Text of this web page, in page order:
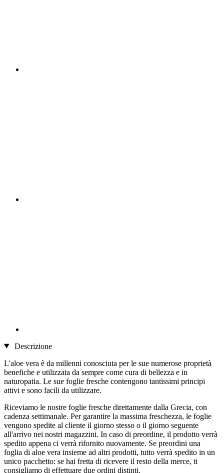
Descrizione
L'aloe vera è da millenni conosciuta per le sue numerose proprietà
benefiche e utilizzata da sempre come cura di bellezza e in
naturopatia. Le sue foglie fresche contengono tantissimi principi
attivi e sono facili da utilizzare.
Riceviamo le nostre foglie fresche direttamente dalla Grecia, con
cadenza settimanale. Per garantire la massima freschezza, le foglie
vengono spedite al cliente il giorno stesso o il giorno seguente
all'arrivo nei nostri magazzini. In caso di preordine, il prodotto verrà
spedito appena ci verrà rifornito nuovamente. Se preordini una
foglia di aloe vera insieme ad altri prodotti, tutto verrà spedito in un
unico pacchetto: se hai fretta di ricevere il resto della merce, ti
consigliamo di effettuare due ordini distinti.